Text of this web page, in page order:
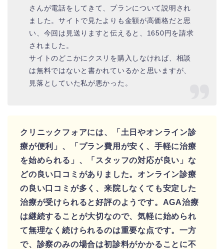
さんが電話をしてきて、プランについて説明され
ました。サイトで見たよりも金額が高価格だと思
い、今回は見送りますと伝えると、1650円を請求
されました。
サイトのどこかにクスリを購入しなければ、相談
は無料ではないと書かれているかと思いますが、
見落としていた私が悪かった。
クリニックフォアには、「土日やオンライン診
療が便利」、「プラン費用が安く、手軽に治療
を始められる」、「スタッフの対応が良い」な
どの良い口コミがありました。オンライン診療
の良い口コミが多く、来院しなくても安定した
治療が受けられると好評のようです。 AGA治療
は継続することが大切なので、気軽に始められ
て無理なく続けられるのは重要な点です。一方
で、診察のみの場合は初診料がかかることに不